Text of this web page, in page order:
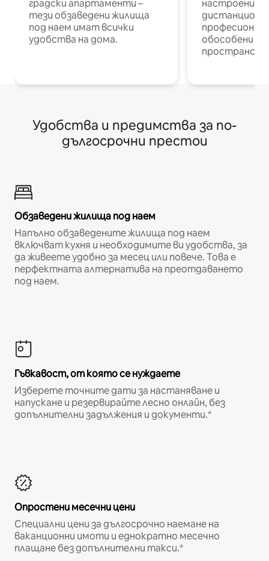
градски апартаменти –
тези обзаведени жилища
под наем имат всички
удобства на дома.
настроени и
обособени
Удобства и предимства за по-
дългосрочни престои
Обзаведени жилища под наем
Напълно обзаведените жилища под наем
включват кухня и необходимите ви удобства, за
да живеете удобно за месец или повече. Това е
перфектната алтернатива на преотдаването
под наем.
Гъвкавост, от която се нуждаете
Изберете точните дати за настаняване и
напускане и резервирайте лесно онлайн, без
допълнителни задължения и документи.*
Опростени месечни цени
Специални цени за дългосрочно наемане на
ваканционни имоти и еднократно месечно
плащане без допълнителни такси.*